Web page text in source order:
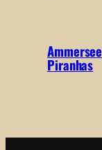
Ammersee
Piranhas